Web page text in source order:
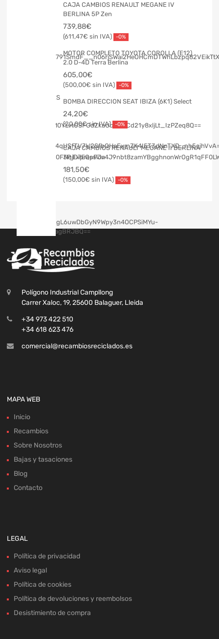
CAJA CAMBIOS RENAULT MEGANE IV
BERLINA 5P Zen
739,88€
611,47€ -0%
MOTOR COMPLETO TOYOTA COROLLA (E12)
2.0 D-4D Terra Berlina
605,00€
500,00€ -0%
BOMBA DIRECCION SEAT IBIZA (6K1) Select
24,20€
20,00€ -0%
CAJA CAMBIOS RENAULT MEGANE II BERLINA
3P Expression
181,50€
150,00€ -0%
Polígono Industrial Campllong
Carrer Xaloc, 19, 25600 Balaguer, Lleida
+34 973 422 510
+34 618 623 476
comercial@recambiosreciclados.es
MAPA WEB
Inicio
Recambios
Sobre Nosotros
Bajas y tasaciones
Blog
Contacto
LEGAL
Política de privacidad
Aviso legal
Política de cookies
Política de devoluciones y reembolsos
Desistimiento de compra